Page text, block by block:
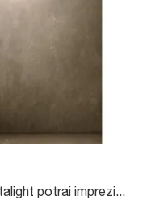
Con le lampade da parete di Pentalight potrai impreziosire i tuoi interni: clicca e scopri Tile Applique!